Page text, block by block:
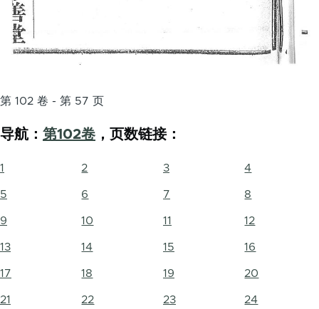
第 102 卷 - 第 57 页
导航： 第102卷 ，页数链接：
1 2 3 4
5 6 7 8
9 10 11 12
13 14 15 16
17 18 19 20
21 22 23 24